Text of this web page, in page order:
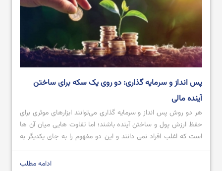
پس انداز و سرمایه گذاری: دو روی یک سکه برای ساختن
آینده مالی
هر دو روش پس انداز و سرمایه گذاری می‌توانند ابزارهای موثری برای
حفظ ارزش پول و ساختن آینده باشند؛ اما تفاوت هایی میان آن ها
است که اغلب افراد نمی دانند و این دو مفهوم را به جای یکدیگر به
کار می‌برند. پس انداز و سرمایه گذاری در واقع دو روی یک سکه
ادامه مطلب